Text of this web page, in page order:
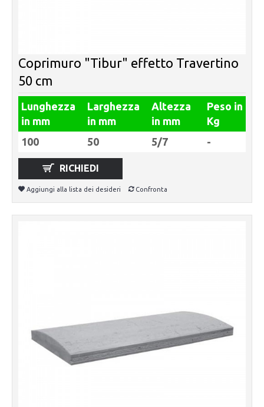
Coprimuro "Tibur" effetto Travertino
50 cm
Lunghezza
in mm
Larghezza
in mm
Altezza
in mm
Peso in
Kg
100
50 5/7 -
RICHIEDI
Aggiungi alla lista dei desideri Confronta